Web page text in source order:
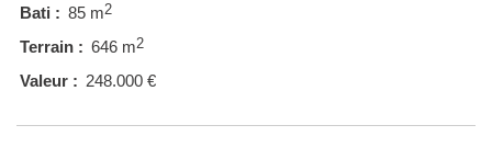
Bati : 85 m2
Terrain : 646 m2
Valeur : 248.000 €